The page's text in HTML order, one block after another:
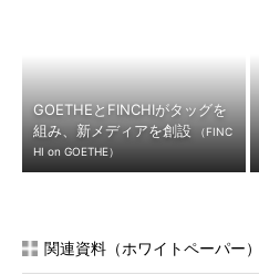
GOETHEとFINCHIがタッグを
組み、新メディアを創設
（FINC
HI on GOETHE）
関連資料（ホワイトペーパー）